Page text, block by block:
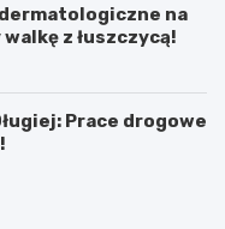
na
z łuszczycą!
Prace drogowe